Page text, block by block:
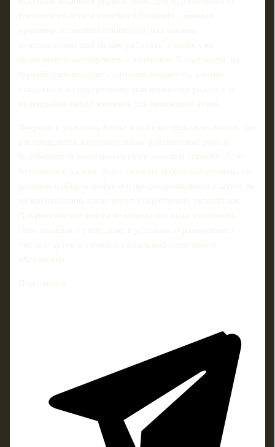
тренерского штаба серебро в Гонконге - ценный
ориентир: становится понятнее, над какими
компонентами ещё нужно работать, а какие уже
позволяют конкурировать с лидерами. В частности, на
первый план выходят стартовая мощность, умение
ускоряться по внутреннему или внешнему радиусу и
правильный выбор момента для решающей атаки.
Впереди у участниц Кубка мира ещё несколько этапов, где
распределятся дополнительные рейтинговые очки и
подтвердится расстановка сил в женском спринте. Если
Бурлакова и дальше будет держать подобный уровень, её
позиции в общем зачёте и в профессиональном статусе на
международной арене могут существенно укрепиться.
Для российской школы велотрека это шанс сохранить
свои позиции в элите даже в условиях ограниченного
числа стартов и сложной глобальной спортивной
обстановки.
Поделиться